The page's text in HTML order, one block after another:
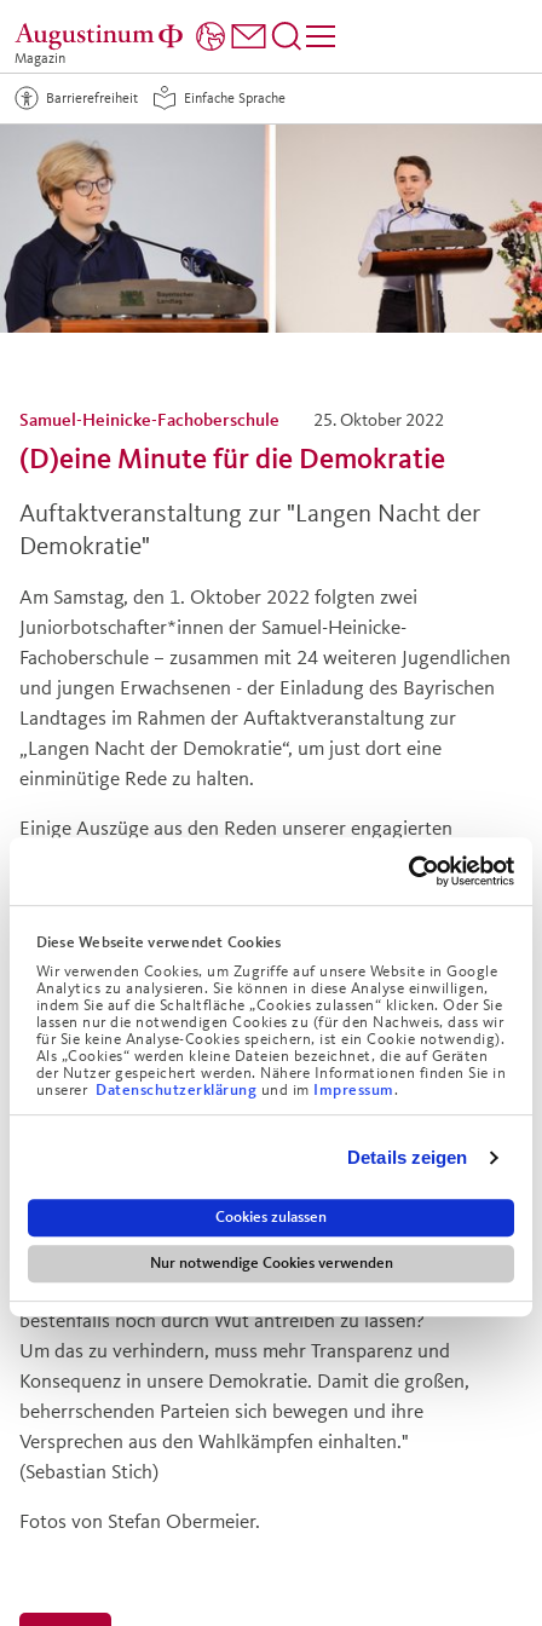
Diese Webseite verwendet Cookies
Wir verwenden Cookies, um Zugriffe auf unsere Website in Google
Analytics zu analysieren. Sie können in diese Analyse einwilligen,
indem Sie auf die Schaltfläche „Cookies zulassen“ klicken. Oder Sie
lassen nur die notwendigen Cookies zu (für den Nachweis, dass wir
für Sie keine Analyse-Cookies speichern, ist ein Cookie notwendig).
Als „Cookies“ werden kleine Dateien bezeichnet, die auf Geräten
der Nutzer gespeichert werden. Nähere Informationen finden Sie in
unserer Datenschutzerklärung und im Impressum.
Details zeigen
Cookies zulassen
Nur notwendige Cookies verwenden
Magazin
Barrierefreiheit Einfache Sprache
(D)eine Minute für die Demokratie
25. Oktober 2022
Samuel-Heinicke-Fachoberschule
Auftaktveranstaltung zur "Langen Nacht der
Demokratie"
Am Samstag, den 1. Oktober 2022 folgten zwei
Juniorbotschafter*innen der Samuel-Heinicke-
Fachoberschule – zusammen mit 24 weiteren Jugendlichen
und jungen Erwachsenen - der Einladung des Bayrischen
Landtages im Rahmen der Auftaktveranstaltung zur
„Langen Nacht der Demokratie“, um just dort eine
einminütige Rede zu halten.
Einige Auszüge aus den Reden unserer engagierten
„Ich bin der Meinung, dass in einer Demokratie versucht
werden sollte, alle Gruppen einer Gesellschaft zu
repräsentieren.
Die Landtage und der Bundestag sind das Herz unserer
Demokratie.“
(Ronja Riebel)
Am Ende ist es doch egal, an welcher Stelle ich mein Kreuz
setze, denn es bleibt ja trotzdem alles wie gehabt. Posten
werden verteilt und das fröhliche Lobbyieren geht weiter.
Wäre es da nicht einfacher, zuhause zu bleiben, apathisch
die Nachrichten zu verfolgen, sich zu beschweren und sich
bestenfalls noch durch Wut antreiben zu lassen?
Um das zu verhindern, muss mehr Transparenz und
Konsequenz in unsere Demokratie. Damit die großen,
beherrschenden Parteien sich bewegen und ihre
Versprechen aus den Wahlkämpfen einhalten."
(Sebastian Stich)
Fotos von Stefan Obermeier.